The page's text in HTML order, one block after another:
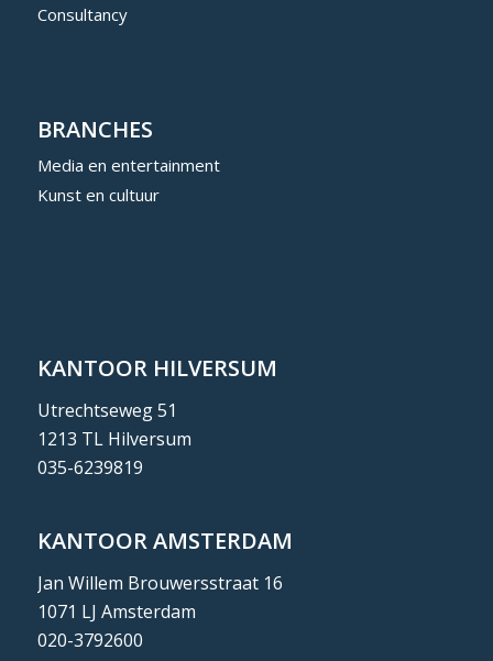
Consultancy
BRANCHES
Media en entertainment
Kunst en cultuur
KANTOOR HILVERSUM
Utrechtseweg 51
1213 TL Hilversum
035-6239819
KANTOOR AMSTERDAM
Jan Willem Brouwersstraat 16
1071 LJ Amsterdam
020-3792600